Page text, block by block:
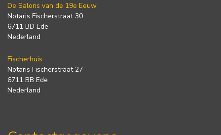
De Salons van de 19e Eeuw
Notaris Fischerstraat 30
6711 BD Ede
Nederland
Fischerhuis
Notaris Fischerstraat 27
6711 BB Ede
Nederland